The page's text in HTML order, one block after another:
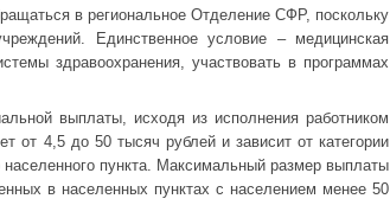
в региональное Отделение СФР, поскольку
Единственное условие – медицинская
здравоохранения, участвовать в программах
выплаты, исходя из исполнения работником
от 4,5 до 50 тысяч рублей и зависит от категории
пункта. Максимальный размер выплаты
в населенных пунктах с населением менее 50